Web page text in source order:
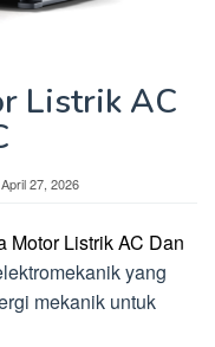
Listrik AC
April 27, 2026
Motor Listrik AC Dan
yang
mekanik untuk